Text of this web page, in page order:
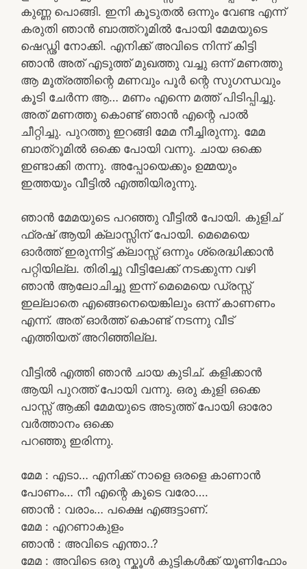
കുണ്ണ പൊങ്ങി. ഇനി കൂടുതൽ ഒന്നും വേണ്ട എന്ന്
കരുതി ഞാൻ ബാത്ത്റൂമിൽ പോയി മേമയുടെ
ഷെഡ്ഢി നോക്കി. എനിക്ക് അവിടെ നിന്ന് കിട്ടി
ഞാൻ അത് എടുത്ത് മുഖത്തു വച്ചു ഒന്ന് മണത്തു
ആ മൂത്രത്തിന്റെ മണവും പൂർ ന്റെ സുഗന്ധവും
കൂടി ചേർന്ന ആ… മണം എന്നെ മത്ത് പിടിപ്പിച്ചു.
അത് മണത്തു കൊണ്ട് ഞാൻ എന്റെ പാൽ
ചീറ്റിച്ചു. പുറത്തു ഇറങ്ങി മേമ നീച്ചിരുന്നു. മേമ
ബാത്‌റൂമിൽ ഒക്കെ പോയി വന്നു. ചായ ഒക്കെ
ഇണ്ടാക്കി തന്നു. അപ്പോയെക്കും ഉമ്മയും
ഇത്തയും വീട്ടിൽ എത്തിയിരുന്നു.
ഞാൻ മേമയുടെ പറഞ്ഞു വീട്ടിൽ പോയി. കുളിച്
ഫ്രഷ് ആയി ക്ലാസ്സിന് പോയി. മെമെയെ
ഓർത്ത് ഇരുന്നിട്ട് ക്ലാസ്സ്‌ ഒന്നും ശ്രെദ്ധിക്കാൻ
പറ്റിയില്ല. തിരിച്ചു വീട്ടിലേക്ക് നടക്കുന്ന വഴി
ഞാൻ ആലോചിച്ചു ഇന്ന് മെമെയെ ഡ്രസ്സ്‌
ഇല്ലാതെ എങ്ങെനെയെങ്കിലും ഒന്ന് കാണണം
എന്ന്. അത് ഓർത്ത് കൊണ്ട് നടന്നു വീട്
എത്തിയത് അറിഞ്ഞില്ല.
വീട്ടിൽ എത്തി ഞാൻ ചായ കുടിച്. കളിക്കാൻ
ആയി പുറത്ത് പോയി വന്നു. ഒരു കുളി ഒക്കെ
പാസ്സ് ആക്കി മേമയുടെ അടുത്ത് പോയി ഓരോ
വർത്താനം ഒക്കെ
പറഞ്ഞു ഇരിന്നു.
മേമ : എടാ… എനിക്ക് നാളെ ഒരളെ കാണാൻ
പോണം… നീ എന്റെ കൂടെ വരോ….
ഞാൻ : വരാം… പക്ഷെ എങ്ങട്ടാണ്.
മേമ : എറണാകുളം
ഞാൻ : അവിടെ എന്താ..?
മേമ : അവിടെ ഒരു സ്കൂൾ കുട്ടികൾക്ക് യൂണിഫോം